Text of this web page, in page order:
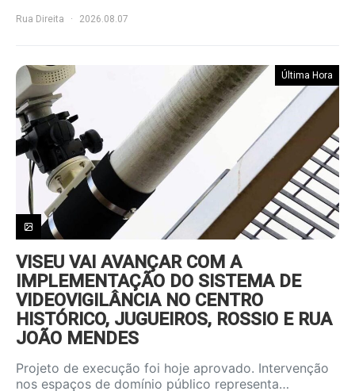
Rua Direita 2026.08.07
Última Hora
VISEU VAI AVANÇAR COM A
IMPLEMENTAÇÃO DO SISTEMA DE
VIDEOVIGILÂNCIA NO CENTRO
HISTÓRICO, JUGUEIROS, ROSSIO E RUA
JOÃO MENDES
Projeto de execução foi hoje aprovado. Intervenção
nos espaços de domínio público representa…